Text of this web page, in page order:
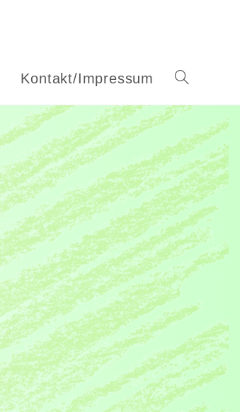
Kontakt/Impressum